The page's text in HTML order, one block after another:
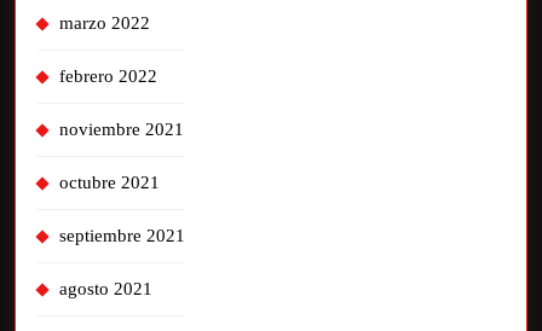
marzo 2022
febrero 2022
noviembre 2021
octubre 2021
septiembre 2021
agosto 2021